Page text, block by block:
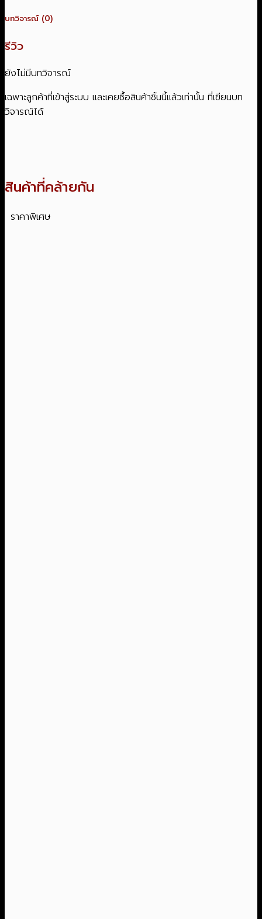
บทวิจารณ์ (0)
รีวิว
ยังไม่มีบทวิจารณ์
เฉพาะลูกค้าที่เข้าสู่ระบบ และเคยซื้อสินค้าชิ้นนี้แล้วเท่านั้น ที่เขียนบท
วิจารณ์ได้
สินค้าที่คล้ายกัน
ราคาพิเศษ